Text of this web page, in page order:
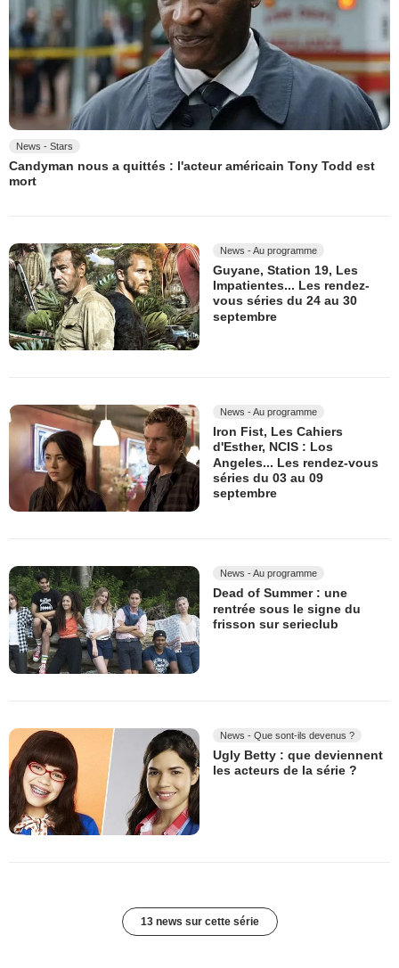
News - Stars
Candyman nous a quittés : l'acteur américain Tony Todd est
mort
News - Au programme
Guyane, Station 19, Les
Impatientes... Les rendez-
vous séries du 24 au 30
septembre
News - Au programme
Iron Fist, Les Cahiers
d'Esther, NCIS : Los
Angeles... Les rendez-vous
séries du 03 au 09
septembre
News - Au programme
Dead of Summer : une
rentrée sous le signe du
frisson sur serieclub
News - Que sont-ils devenus ?
Ugly Betty : que deviennent
les acteurs de la série ?
13 news sur cette série